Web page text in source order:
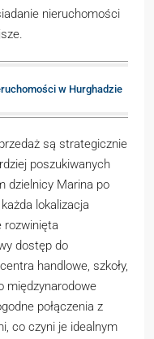
nieruchomości
w Hurghadzie
są strategicznie
poszukiwanych
dzielnicy Marina po
lokalizacja
rozwinięta
dostęp do
handlowe, szkoły,
międzynarodowe
połączenia z
co czyni je idealnym